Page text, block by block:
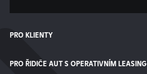
PRO KLIENTY
PRO ŘIDIČE AUT S OPERATIVNÍM